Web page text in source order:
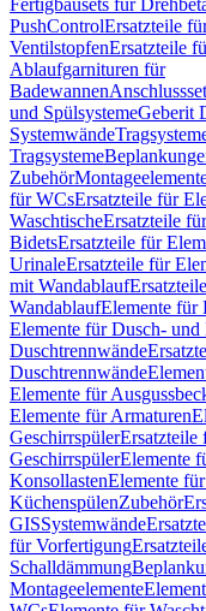
Fertigbausets für
PushControlErsatzteile
VentilstopfenErsatzteile
Ablaufgarnituren für
Badewannen
und SpülsystemeGeberit
Systemwände
Tragsysteme
Zubehör
für WCsErsatzteile für
WaschtischeErsatzteile
BidetsErsatzteile für
UrinaleErsatzteile für
mit Wandablauf
WandablaufElemente für
Elemente für Dusch- und
Duschtrennwände
Duschtrennwände
Elemente für
Elemente für Armaturen
GeschirrspülerErsatzteile
GeschirrspülerElemente
KonsollastenElemente
KüchenspülenZubehör
GISSystemwände
für Vorfertigung
Schalldämmung
Montageelemente